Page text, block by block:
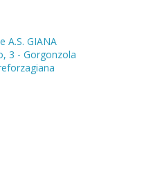
A.S. GIANA
3 - Gorgonzola